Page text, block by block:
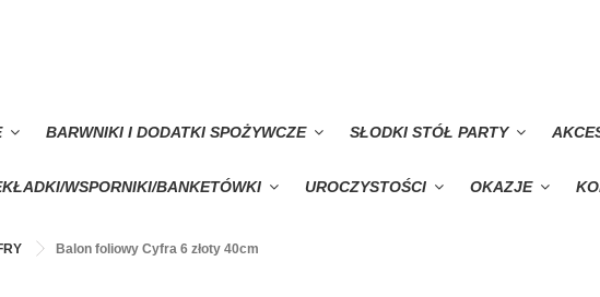
BARWNIKI I DODATKI SPOŻYWCZE SŁODKI STÓŁ PARTY
WSPORNIKI/BANKETÓWKI UROCZYSTOŚCI OKAZJE
Balon foliowy Cyfra 6 złoty 40cm